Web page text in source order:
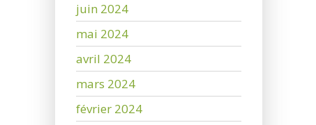
juin 2024
mai 2024
avril 2024
mars 2024
février 2024